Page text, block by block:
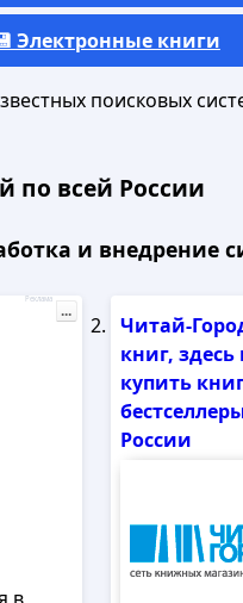
Электронные книги
поисковых
по всей России
и внедрение
Реклама
...
Читай-
книг,
купить
России